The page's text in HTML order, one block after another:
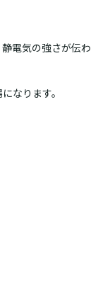
電気の強さが伝わ
なります。